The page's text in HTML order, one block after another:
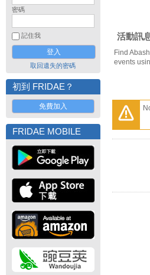
密碼
記住我
取回遺失的密碼
初到 FRIDAE？
免費加入
FRIDAE MOBILE
活動訊
Find
events